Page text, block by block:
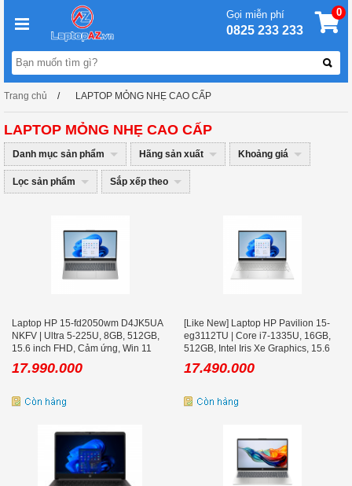
Gọi miễn phí
0825 233 233
0
Trang chủ LAPTOP MỎNG NHẸ CAO CẤP
LAPTOP MỎNG NHẸ CAO CẤP
Danh mục sản phẩm Hãng sản xuất Khoảng giá
Lọc sản phẩm Sắp xếp theo
Laptop HP 15-fd2050wm D4JK5UA
NKFV | Ultra 5-225U, 8GB, 512GB,
15.6 inch FHD, Cảm ứng, Win 11
17.990.000
[Like New] Laptop HP Pavilion 15-
eg3112TU | Core i7-1335U, 16GB,
512GB, Intel Iris Xe Graphics, 15.6
FHD IPS
17.490.000